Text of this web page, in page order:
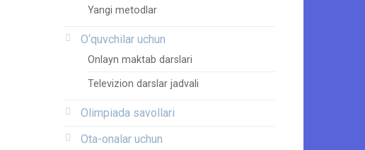
Yangi metodlar
O‘quvchilar uchun
Onlayn maktab darslari
Televizion darslar jadvali
Olimpiada savollari
Ota-onalar uchun